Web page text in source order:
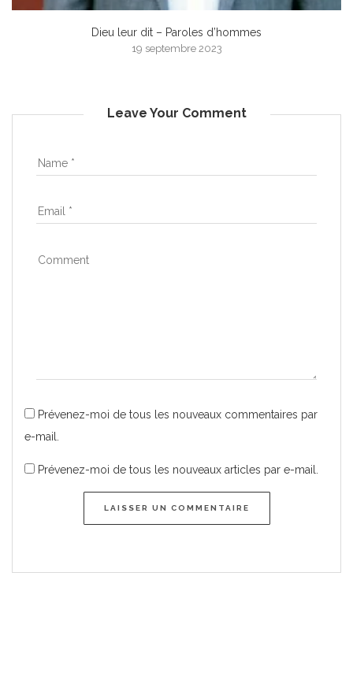
Dieu leur dit – Paroles d’hommes
19 septembre 2023
Leave Your Comment
Prévenez-moi de tous les nouveaux commentaires par
e-mail.
Prévenez-moi de tous les nouveaux articles par e-mail.
LAISSER UN COMMENTAIRE